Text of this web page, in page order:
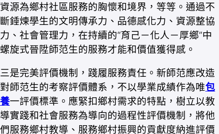
資源為鄉村社區服務的胸懷和境界，等等。通過不
斷錘煉學生的文明傳承力、品德感化力、資源整協
力、社會管理力，在持續的“育己－化人－厚鄉”中
螺旋式晉陞師范生的服務才能和價值獲得感。
三是完美評價機制，踐履服務責任。新師范應改造
對師范生的考察評價體系，不以學業成績作為唯包
養一評價標準。應緊扣鄉村需求的特點，樹立以教
導實踐和社會服務為導向的過程性評價機制，將他
們服務鄉村教導、服務鄉村振興的貢獻度納進評價